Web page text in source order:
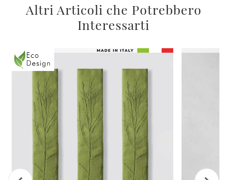
Altri Articoli che Potrebbero
Interessarti